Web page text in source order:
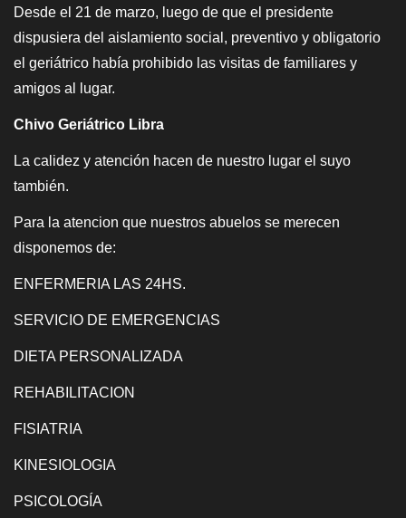
Desde el 21 de marzo, luego de que el presidente
dispusiera del aislamiento social, preventivo y obligatorio
el geriátrico había prohibido las visitas de familiares y
amigos al lugar.
Chivo Geriátrico Libra
La calidez y atención hacen de nuestro lugar el suyo
también.
Para la atencion que nuestros abuelos se merecen
disponemos de:
ENFERMERIA LAS 24HS.
SERVICIO DE EMERGENCIAS
DIETA PERSONALIZADA
REHABILITACION
FISIATRIA
KINESIOLOGIA
PSICOLOGÍA